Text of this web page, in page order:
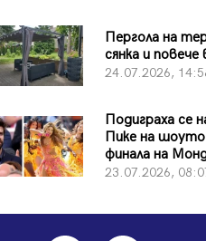
Пергола на
сянка и
24.07.2026,
Подиграха се
Пике на
финала на
23.07.2026,